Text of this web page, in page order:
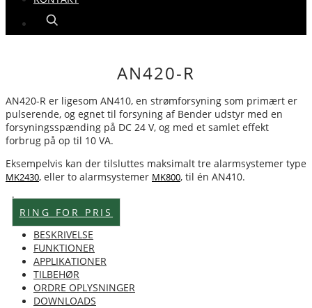
AN420-R
AN420-R er ligesom AN410, en strømforsyning som primært er
pulserende, og egnet til forsyning af Bender udstyr med en
forsyningsspænding på DC 24 V, og med et samlet effekt
forbrug på op til 10 VA.
Eksempelvis kan der tilsluttes maksimalt tre alarmsystemer type
MK2430, eller to alarmsystemer MK800, til én AN410.
Lagervare
RING FOR PRIS
BESKRIVELSE
FUNKTIONER
APPLIKATIONER
TILBEHØR
ORDRE OPLYSNINGER
DOWNLOADS